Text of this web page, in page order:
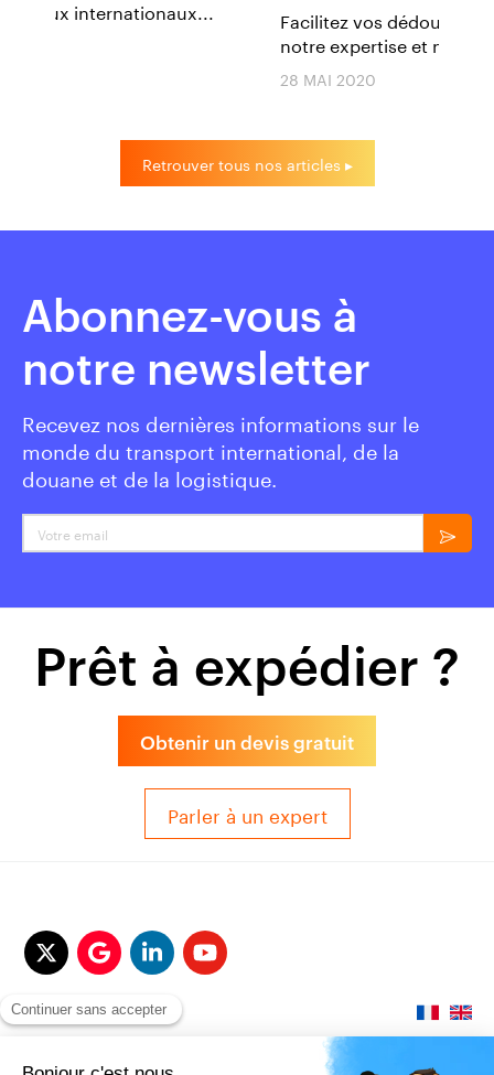
Facilitez vos dédouanements grâce à
notre expertise et nos outils digitaux...
Retrouver tous nos articles ▸
Abonnez-vous à
notre newsletter
Recevez nos dernières informations sur le
monde du transport international, de la
douane et de la logistique.
Votre email
Prêt à expédier ?
Obtenir un devis gratuit
Parler à un expert